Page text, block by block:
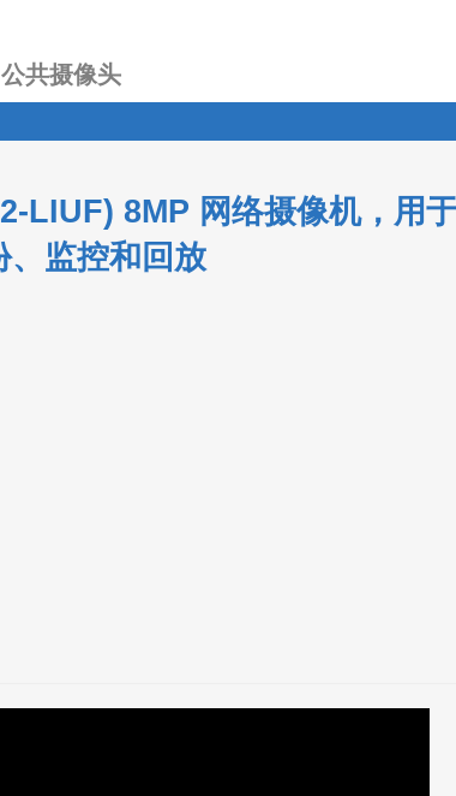
公共摄像头
LIUF) 8MP 网络摄像机，用
、监控和回放